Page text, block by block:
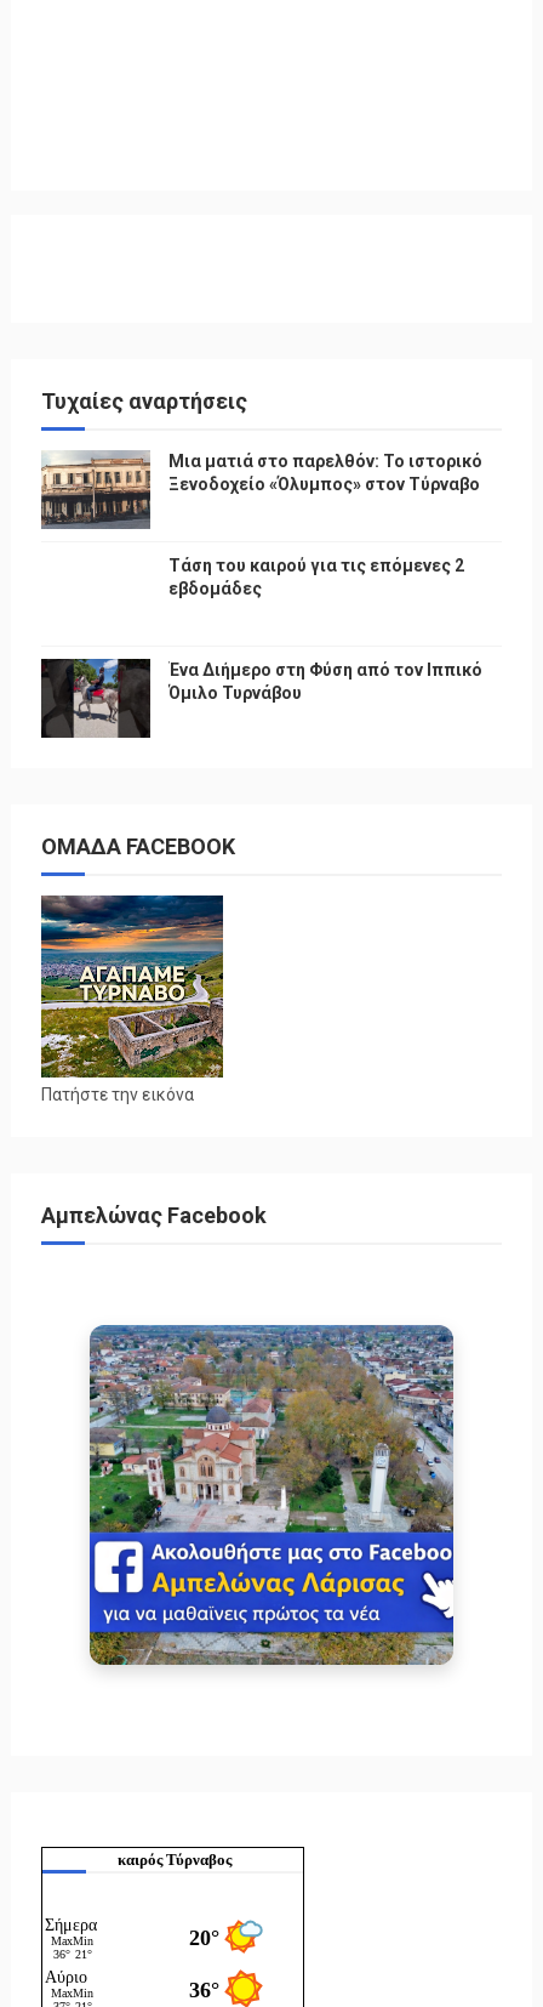
Τυχαίες αναρτήσεις
Μια ματιά στο παρελθόν: Το ιστορικό
Ξενοδοχείο «Όλυμπος» στον Τύρναβο
Τάση του καιρού για τις επόμενες 2
εβδομάδες
Ένα Διήμερο στη Φύση από τον Ιππικό
Όμιλο Τυρνάβου
ΟΜΑΔΑ FACEBOOK
Πατήστε την εικόνα
Αμπελώνας Facebook
καιρός Τύρναβος